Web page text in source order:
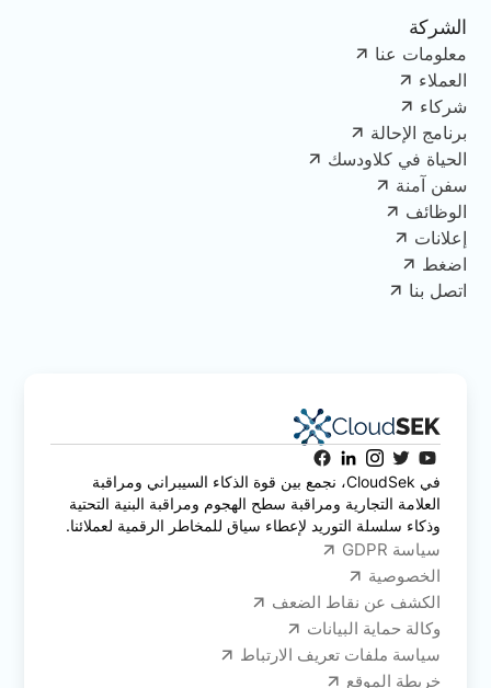
الشركة
معلومات عنا
العملاء
شركاء
برنامج الإحالة
الحياة في كلاودسك
سفن آمنة
الوظائف
إعلانات
اضغط
اتصل بنا
في CloudSek، نجمع بين قوة الذكاء السيبراني ومراقبة
العلامة التجارية ومراقبة سطح الهجوم ومراقبة البنية التحتية
وذكاء سلسلة التوريد لإعطاء سياق للمخاطر الرقمية لعملائنا.
سياسة GDPR
الخصوصية
الكشف عن نقاط الضعف
وكالة حماية البيانات
سياسة ملفات تعريف الارتباط
خريطة الموقع